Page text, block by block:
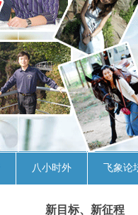
八小时外 飞象论
新目标、新征程